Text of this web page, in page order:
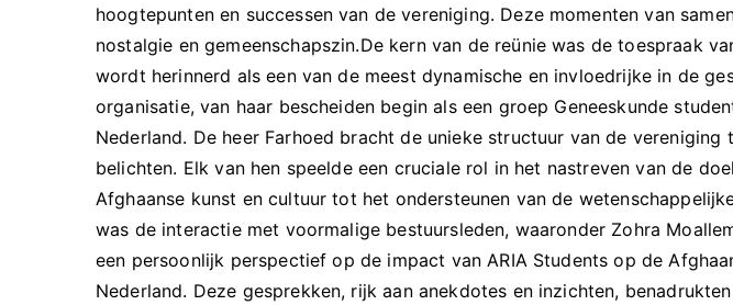
hoogtepunten en successen van de vereniging. Deze momenten van
nostalgie en gemeenschapszin.De kern van de reünie was de toespraak
wordt herinnerd als een van de meest dynamische en invloedrijke in de
organisatie, van haar bescheiden begin als een groep Geneeskunde
Nederland. De heer Farhoed bracht de unieke structuur van de
belichten. Elk van hen speelde een cruciale rol in het nastreven van de
Afghaanse kunst en cultuur tot het ondersteunen van de
was de interactie met voormalige bestuursleden, waaronder Zohra
een persoonlijk perspectief op de impact van ARIA Students op de
Nederland. Deze gesprekken, rijk aan anekdotes en inzichten,